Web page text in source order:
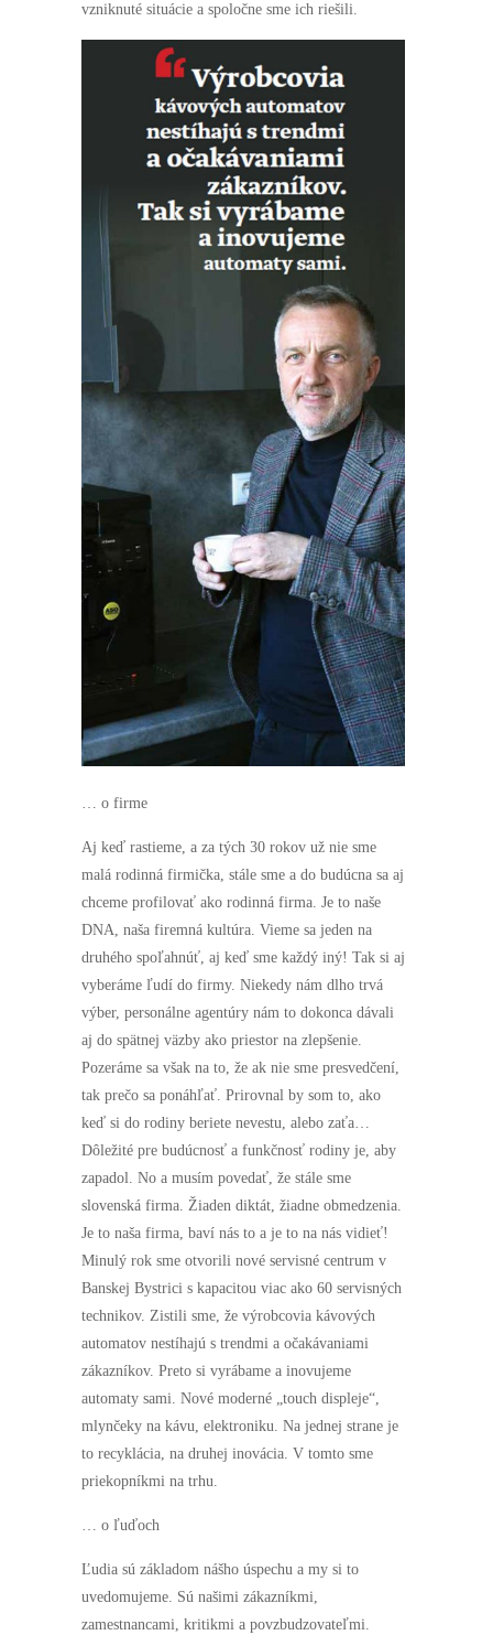
vzniknuté situácie a spoločne sme ich riešili.
… o firme
Aj keď rastieme, a za tých 30 rokov už nie sme
malá rodinná firmička, stále sme a do budúcna sa aj
chceme profilovať ako rodinná firma. Je to naše
DNA, naša firemná kultúra. Vieme sa jeden na
druhého spoľahnúť, aj keď sme každý iný! Tak si aj
vyberáme ľudí do firmy. Niekedy nám dlho trvá
výber, personálne agentúry nám to dokonca dávali
aj do spätnej väzby ako priestor na zlepšenie.
Pozeráme sa však na to, že ak nie sme presvedčení,
tak prečo sa ponáhľať. Prirovnal by som to, ako
keď si do rodiny beriete nevestu, alebo zaťa…
Dôležité pre budúcnosť a funkčnosť rodiny je, aby
zapadol. No a musím povedať, že stále sme
slovenská firma. Žiaden diktát, žiadne obmedzenia.
Je to naša firma, baví nás to a je to na nás vidieť!
Minulý rok sme otvorili nové servisné centrum v
Banskej Bystrici s kapacitou viac ako 60 servisných
technikov. Zistili sme, že výrobcovia kávových
automatov nestíhajú s trendmi a očakávaniami
zákazníkov. Preto si vyrábame a inovujeme
automaty sami. Nové moderné „touch displeje“,
mlynčeky na kávu, elektroniku. Na jednej strane je
to recyklácia, na druhej inovácia. V tomto sme
priekopníkmi na trhu.
… o ľuďoch
Ľudia sú základom nášho úspechu a my si to
uvedomujeme. Sú našimi zákazníkmi,
zamestnancami, kritikmi a povzbudzovateľmi.
Tieto
sú voliteľné.
Sú potrebné
pre
fungovanie
webovej
stránky.
Štatistiky
Aby sme
mohli
funkčnosť
a štruktúru
webovej
stránky na
základe
spôsobu
používania
webovej
stránky.
Užívateľský
zážitok
Aby naša
stránka
počas vašej
návštevy
fungovala
čo najlepšie.
Ak tieto
cookies
odmietnete,
webovej
Marketing
svojich
záujmov a
návštevy našej
stránky
zvyšujete šancu
na zobrazenie
prispôsobeného
ponúk.